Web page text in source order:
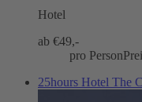
Hotel
ab €49,-
pro Person
25hours Hotel The